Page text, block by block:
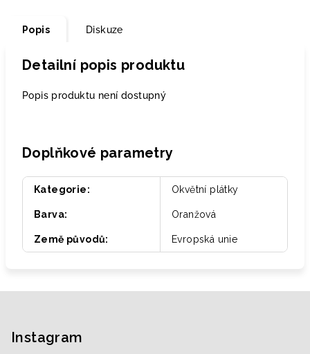
Popis Diskuze
Detailní popis produktu
Popis produktu není dostupný
Doplňkové parametry
Kategorie: Okvětní plátky
Barva: Oranžová
Země původů: Evropská unie
Instagram